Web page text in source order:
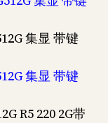
集显 带键
集显 带键
R5 220 2G带